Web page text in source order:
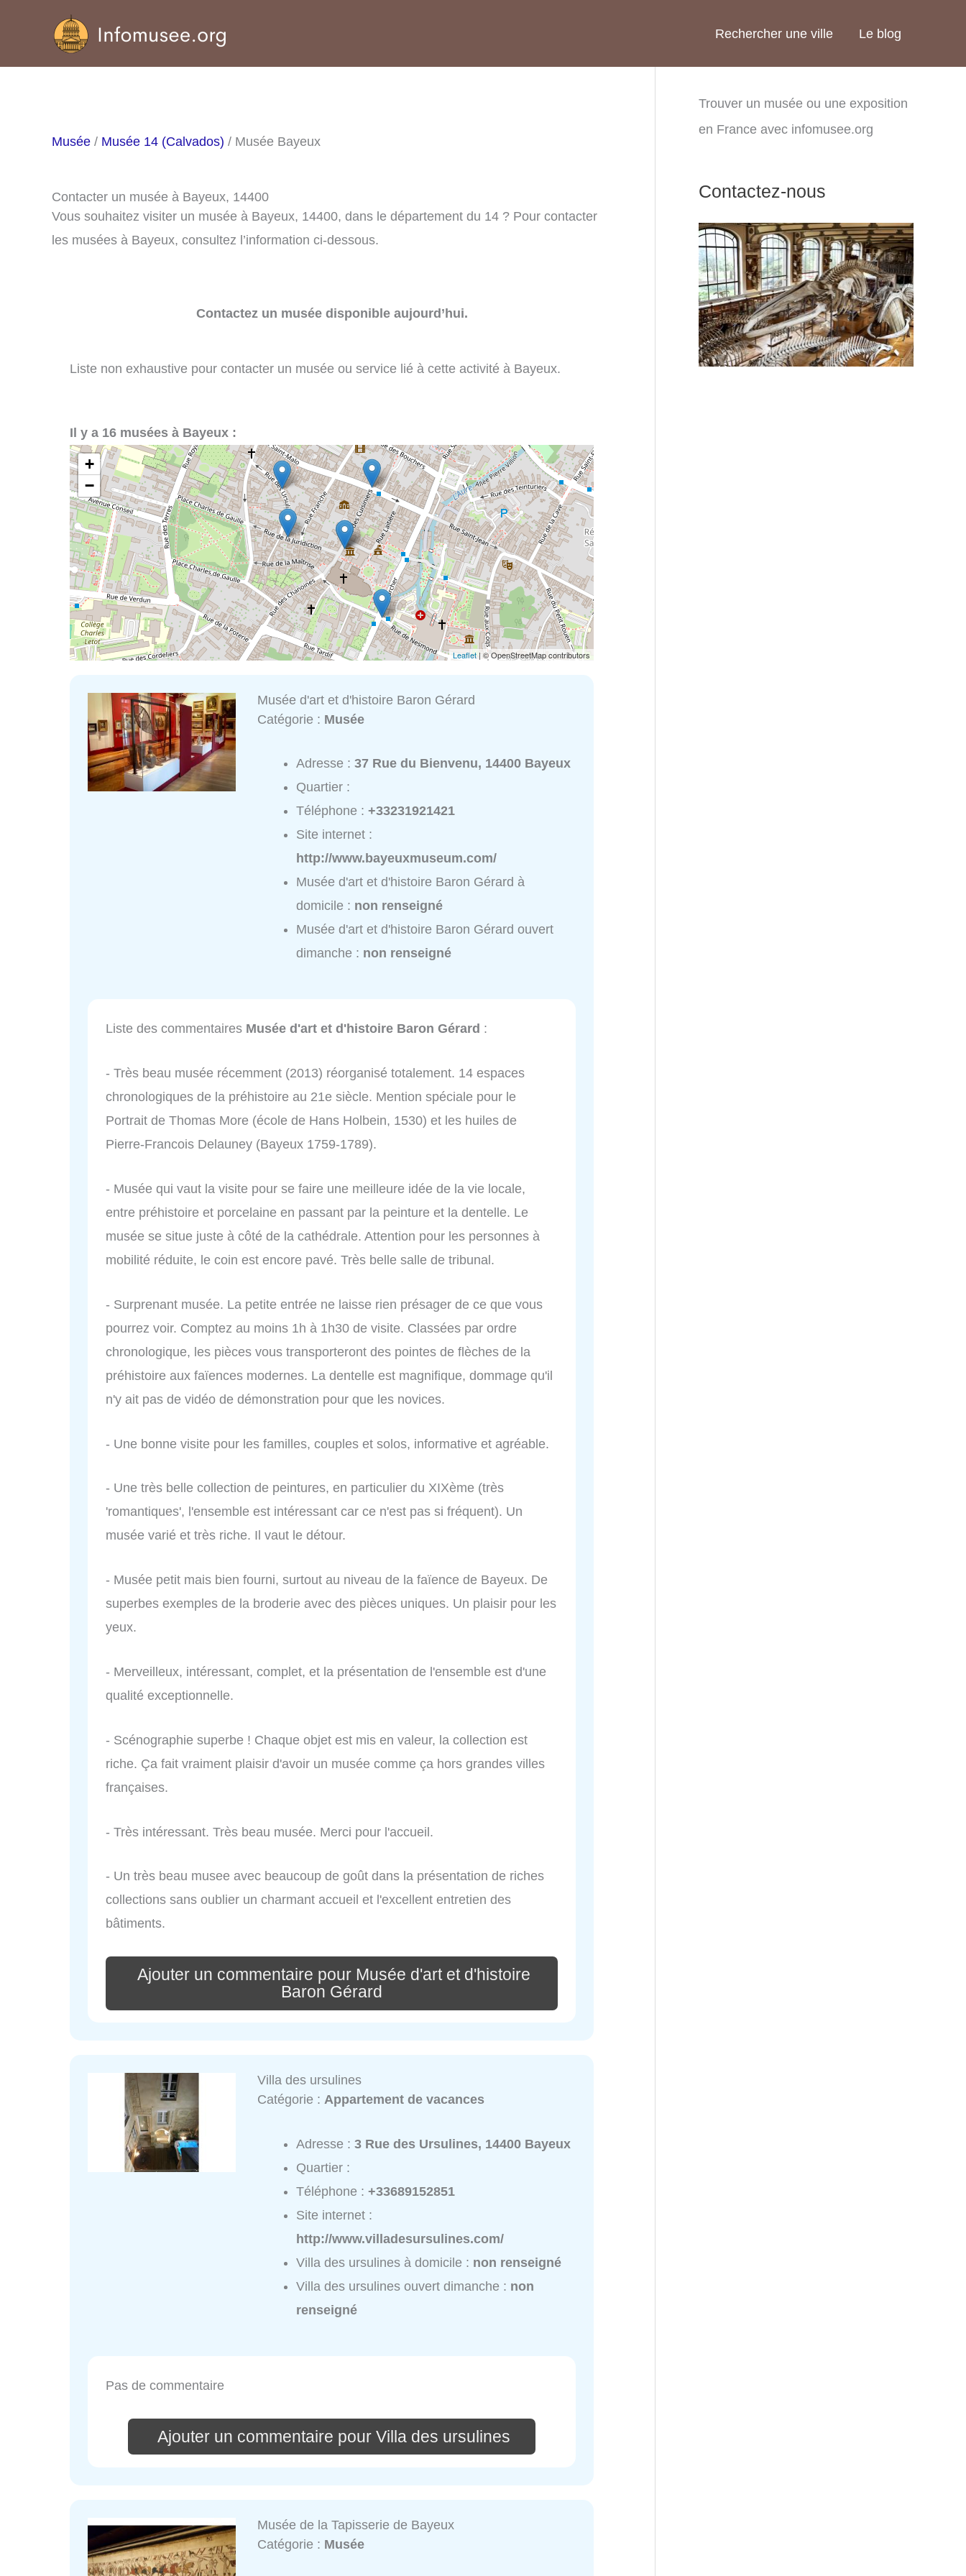
Rechercher une ville Le blog
Musée / Musée 14 (Calvados) / Musée Bayeux
Contacter un musée à Bayeux, 14400
Vous souhaitez visiter un musée à Bayeux, 14400, dans le département du 14 ? Pour contacter
les musées à Bayeux, consultez l’information ci-dessous.
Contactez un musée disponible aujourd’hui.
Liste non exhaustive pour contacter un musée ou service lié à cette activité à Bayeux.
Il y a 16 musées à Bayeux :
+
−
Leaflet | © OpenStreetMap contributors
Musée d'art et d'histoire Baron Gérard
Catégorie : Musée
Adresse :37 Rue du Bienvenu, 14400 Bayeux
Quartier :
Téléphone :+33231921421
Site internet :
http://www.bayeuxmuseum.com/
Musée d'art et d'histoire Baron Gérard à
domicile : non renseigné
Musée d'art et d'histoire Baron Gérard ouvert
dimanche : non renseigné
Liste des commentaires Musée d'art et d'histoire Baron Gérard :
- Très beau musée récemment (2013) réorganisé totalement. 14 espaces
chronologiques de la préhistoire au 21e siècle. Mention spéciale pour le
Portrait de Thomas More (école de Hans Holbein, 1530) et les huiles de
Pierre-Francois Delauney (Bayeux 1759-1789).
- Musée qui vaut la visite pour se faire une meilleure idée de la vie locale,
entre préhistoire et porcelaine en passant par la peinture et la dentelle. Le
musée se situe juste à côté de la cathédrale. Attention pour les personnes à
mobilité réduite, le coin est encore pavé. Très belle salle de tribunal.
- Surprenant musée. La petite entrée ne laisse rien présager de ce que vous
pourrez voir. Comptez au moins 1h à 1h30 de visite. Classées par ordre
chronologique, les pièces vous transporteront des pointes de flèches de la
préhistoire aux faïences modernes. La dentelle est magnifique, dommage qu'il
n'y ait pas de vidéo de démonstration pour que les novices.
- Une bonne visite pour les familles, couples et solos, informative et agréable.
- Une très belle collection de peintures, en particulier du XIXème (très
'romantiques', l'ensemble est intéressant car ce n'est pas si fréquent). Un
musée varié et très riche. Il vaut le détour.
- Musée petit mais bien fourni, surtout au niveau de la faïence de Bayeux. De
superbes exemples de la broderie avec des pièces uniques. Un plaisir pour les
yeux.
- Merveilleux, intéressant, complet, et la présentation de l'ensemble est d'une
qualité exceptionnelle.
- Scénographie superbe ! Chaque objet est mis en valeur, la collection est
riche. Ça fait vraiment plaisir d'avoir un musée comme ça hors grandes villes
françaises.
- Très intéressant. Très beau musée. Merci pour l'accueil.
- Un très beau musee avec beaucoup de goût dans la présentation de riches
collections sans oublier un charmant accueil et l'excellent entretien des
bâtiments.
Ajouter un commentaire pour Musée d'art et d'histoire
Baron Gérard
Villa des ursulines
Catégorie :Appartement de vacances
Adresse :3 Rue des Ursulines, 14400 Bayeux
Quartier :
Téléphone :+33689152851
Site internet :
http://www.villadesursulines.com/
Villa des ursulines à domicile : non renseigné
Villa des ursulines ouvert dimanche : non
renseigné
Pas de commentaire
Ajouter un commentaire pour Villa des ursulines
Musée de la Tapisserie de Bayeux
Catégorie : Musée
Trouver un musée ou une exposition
en France avec infomusee.org
Contactez-nous